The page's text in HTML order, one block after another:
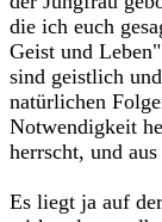
die ich euch
Geist und
sind geistlich
natürlichen
Notwendigkeit
herrscht, und
Es liegt ja auf